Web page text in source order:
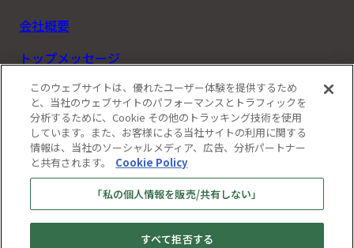
会社概要
トップメッセージ
Rapidusの事業と技術
IIM
お知らせ
採用情報
このウェブサイトは、優れたユーザー体験を提供するため
と、当社のウェブサイトのパフォーマンスとトラフィックを
分析するために、Cookie その他のトラッキング技術を使用
しています。また、お客様による当社サイトの利用に関する
情報は、当社のソーシャルメディア、広告、分析パートナー
と共有されます。
Cookie Policy
「私の個人情報を販売/共有しない」
すべて拒否する